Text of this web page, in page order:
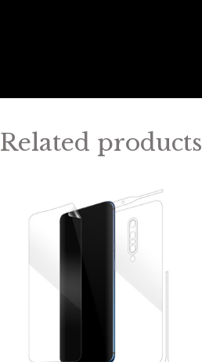
Related products